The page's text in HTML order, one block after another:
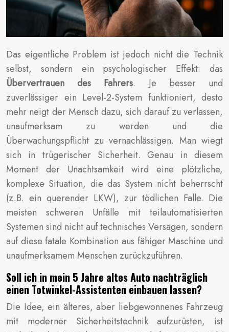
Das eigentliche Problem ist jedoch nicht die Technik
selbst, sondern ein psychologischer Effekt: das
Übervertrauen des Fahrers. Je besser und
zuverlässiger ein Level-2-System funktioniert, desto
mehr neigt der Mensch dazu, sich darauf zu verlassen,
unaufmerksam zu werden und die
Überwachungspflicht zu vernachlässigen. Man wiegt
sich in trügerischer Sicherheit. Genau in diesem
Moment der Unachtsamkeit wird eine plötzliche,
komplexe Situation, die das System nicht beherrscht
(z.B. ein querender LKW), zur tödlichen Falle. Die
meisten schweren Unfälle mit teilautomatisierten
Systemen sind nicht auf technisches Versagen, sondern
auf diese fatale Kombination aus fähiger Maschine und
unaufmerksamem Menschen zurückzuführen.
Soll ich in mein 5 Jahre altes Auto nachträglich
einen Totwinkel-Assistenten einbauen lassen?
Die Idee, ein älteres, aber liebgewonnenes Fahrzeug
mit moderner Sicherheitstechnik aufzurüsten, ist